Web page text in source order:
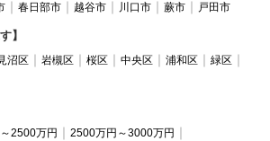
春日部市 越谷市 川口市 蕨市 戸田市
】
沼区 岩槻区 桜区 中央区 浦和区
緑区
2500万円
2500万円～3000万円